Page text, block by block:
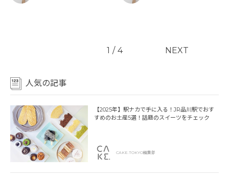
1 / 4 NEXT
人気の記事
【2025年】駅ナカで手に入る！JR品川駅でおす
すめのお土産5選！話題のスイーツをチェック
CAKE.TOKYO編集部